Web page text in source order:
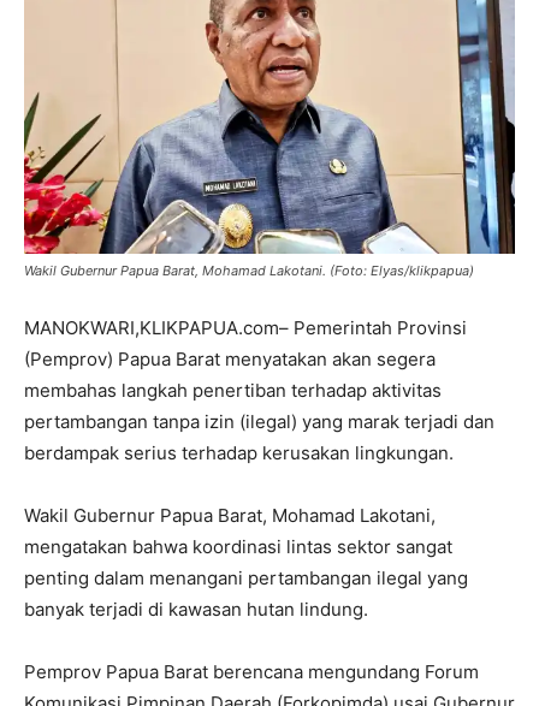
Wakil Gubernur Papua Barat, Mohamad Lakotani. (Foto: Elyas/klikpapua)
MANOKWARI,KLIKPAPUA.com– Pemerintah Provinsi
(Pemprov) Papua Barat menyatakan akan segera
membahas langkah penertiban terhadap aktivitas
pertambangan tanpa izin (ilegal) yang marak terjadi dan
berdampak serius terhadap kerusakan lingkungan.
Wakil Gubernur Papua Barat, Mohamad Lakotani,
mengatakan bahwa koordinasi lintas sektor sangat
penting dalam menangani pertambangan ilegal yang
banyak terjadi di kawasan hutan lindung.
Pemprov Papua Barat berencana mengundang Forum